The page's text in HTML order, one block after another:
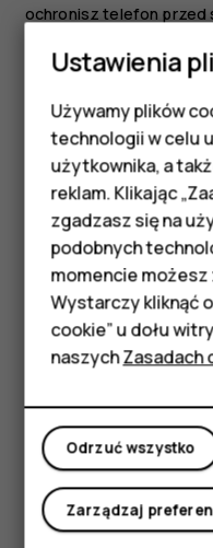
Smartfony
Telefony
Akcesoria
HMD
Tablety
Moje konto
ochronisz telefon przed
Udostępnianie
Jeśli chcesz
wysłać mu zdjęcia,
elementy na
Można korzystać z
jednocześnie. Na
słuchawkowego
zawartość do innego
DotknijUstawienia
Ustawienia
Upewnij się, że w
wzajemnie
Przejdź do
następnie dotknij
Dotknij urządzenia
Ustawienia
Używamy plików
technologii w celu
użytkownika, a
reklam. Klikając
zgadzasz się na
podobnych
momencie
Wystarczy kliknąć
cookie” u dołu
naszychZasadach
Odrzuć wszystko
Zarządzaj